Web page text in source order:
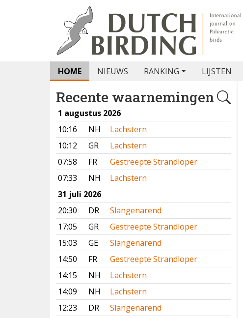
HOME NIEUWS RANKING LIJSTEN
Recente waarnemingen
1 augustus 2026
10:16
NH
Lachstern
10:12
GR
Lachstern
07:58
FR
Gestreepte Strandloper
07:33
NH
Lachstern
31 juli 2026
20:30
DR
Slangenarend
17:05
GR
Gestreepte Strandloper
15:03
GE
Slangenarend
14:50
FR
Gestreepte Strandloper
14:15
NH
Lachstern
14:09
NH
Lachstern
12:23
DR
Slangenarend